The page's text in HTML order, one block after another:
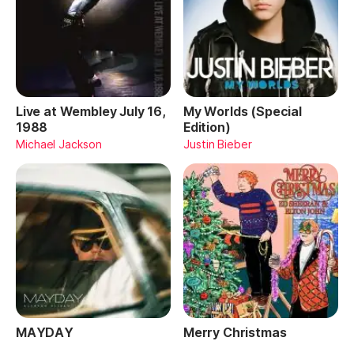
Live at Wembley July 16,
1988
Michael Jackson
My Worlds (Special
Edition)
Justin Bieber
MAYDAY Merry Christmas